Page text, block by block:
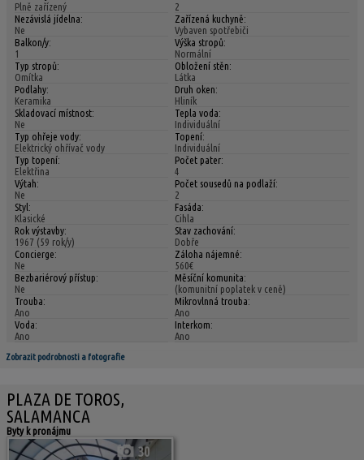
Plně zařízený
2
Nezávislá jídelna:
Ne
Zařízená kuchyně:
Vybaven spotřebiči
Balkon/y:
1
Výška stropů:
Normální
Typ stropů:
Omítka
Obložení stěn:
Látka
Podlahy:
Keramika
Druh oken:
Hliník
Skladovací místnost:
Ne
Tepla voda:
Individuální
Typ ohřeje vody:
Elektrický ohřívač vody
Topení:
Individuální
Typ topení:
Elektřina
Počet pater:
4
Výtah:
Ne
Počet sousedů na podlaží:
2
Styl:
Klasické
Fasáda:
Cihla
Rok výstavby:
1967 (59 rok/y)
Stav zachování:
Dobře
Concierge:
Ne
Záloha nájemné:
560€
Bezbariérový přístup:
Ne
Měsíční komunita:
(komunitní poplatek v ceně)
Trouba:
Ano
Mikrovlnná trouba:
Ano
Voda:
Ano
Interkom:
Ano
Zobrazit podrobnosti a fotografie
PLAZA DE TOROS,
SALAMANCA
Byty k pronájmu
30